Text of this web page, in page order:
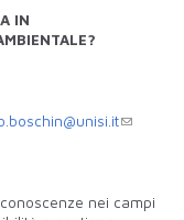
IN
nei campi